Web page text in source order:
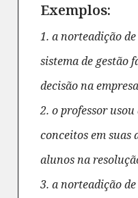
Exemplos:
1. a norteadição
sistema de gestão
decisão na
2. o professor
conceitos em
alunos na
3. a norteadição